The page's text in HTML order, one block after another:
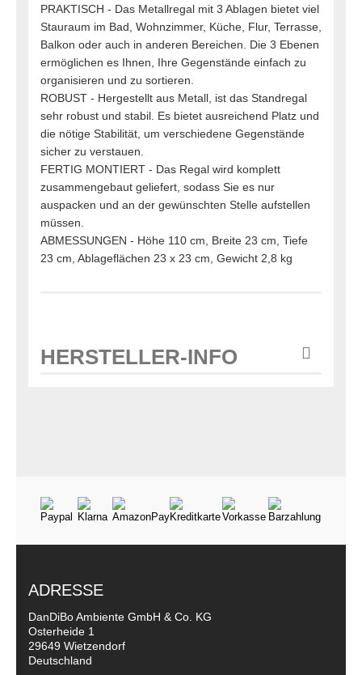
PRAKTISCH - Das Metallregal mit 3 Ablagen bietet viel
Stauraum im Bad, Wohnzimmer, Küche, Flur, Terrasse,
Balkon oder auch in anderen Bereichen. Die 3 Ebenen
ermöglichen es Ihnen, Ihre Gegenstände einfach zu
organisieren und zu sortieren.
ROBUST - Hergestellt aus Metall, ist das Standregal
sehr robust und stabil. Es bietet ausreichend Platz und
die nötige Stabilität, um verschiedene Gegenstände
sicher zu verstauen.
FERTIG MONTIERT - Das Regal wird komplett
zusammengebaut geliefert, sodass Sie es nur
auspacken und an der gewünschten Stelle aufstellen
müssen.
ABMESSUNGEN - Höhe 110 cm, Breite 23 cm, Tiefe
23 cm, Ablageflächen 23 x 23 cm, Gewicht 2,8 kg
HERSTELLER-INFO
ADRESSE
DanDiBo Ambiente GmbH & Co. KG
Osterheide 1
29649 Wietzendorf
Deutschland